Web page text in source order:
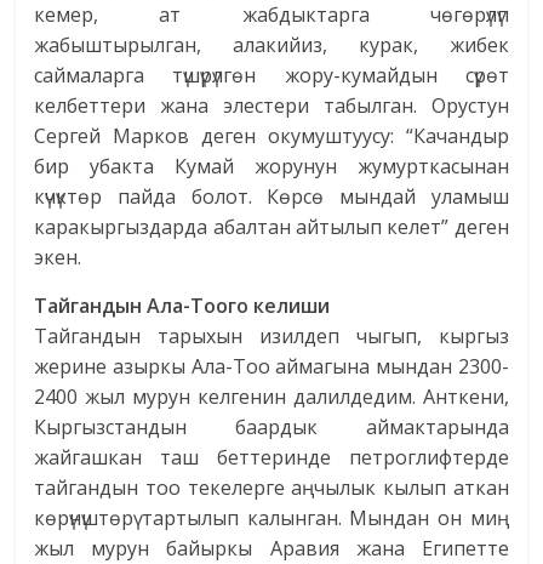
кемер, ат жабдыктарга чөгөрүлүп
жабыштырылган, алакийиз, курак, жибек
саймаларга түшүрүлгөн жору-кумайдын сүрөт
келбеттери жана элестери табылган. Орустун
Сергей Марков деген окумуштуусу: “Качандыр
бир убакта Кумай жорунун жумурткасынан
күчүктөр пайда болот. Көрсө мындай уламыш
каракыргыздарда абалтан айтылып келет” деген
экен.
Тайгандын Ала-Тоого келиши
Тайгандын тарыхын изилдеп чыгып, кыргыз
жерине азыркы Ала-Тоо аймагына мындан 2300-
2400 жыл мурун келгенин далилдедим. Анткени,
Кыргызстандын баардык аймактарында
жайгашкан таш беттеринде петроглифтерде
тайгандын тоо текелерге аңчылык кылып аткан
көрүнүштөрү тартылып калынган. Мындан он миң
жыл мурун байыркы Аравия жана Египетте